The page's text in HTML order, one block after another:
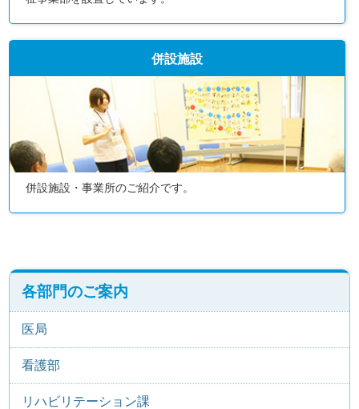
併設施設
併設施設・事業所のご紹介です。
各部門のご案内
医局
看護部
リハビリテーション課